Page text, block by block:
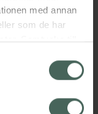
med annan
som de har
Samtycke till
påverkar inte
återkallelsen.